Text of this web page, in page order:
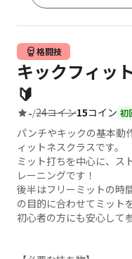
格闘技
キックフィッ
🔰
-/24コイン15コイン 初
パンチやキックの基本動
ィットネスクラスです。
ミット打ちを中心に、ス
レーニングです！
後半はフリーミットの時
の目的に合わせてミット
初心者の方にも安心して